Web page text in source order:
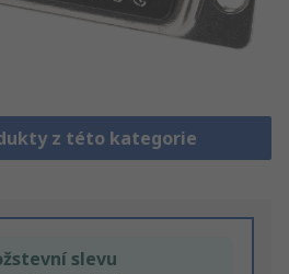
z této kategorie
slevu